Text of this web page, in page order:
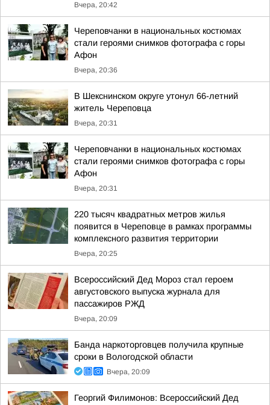
Вчера, 20:42
Череповчанки в национальных костюмах
стали героями снимков фотографа с горы
Афон
Вчера, 20:36
В Шекснинском округе утонул 66-летний
житель Череповца
Вчера, 20:31
Череповчанки в национальных костюмах
стали героями снимков фотографа с горы
Афон
Вчера, 20:31
220 тысяч квадратных метров жилья
появится в Череповце в рамках программы
комплексного развития территории
Вчера, 20:25
Всероссийский Дед Мороз стал героем
августовского выпуска журнала для
пассажиров РЖД
Вчера, 20:09
Банда наркоторговцев получила крупные
сроки в Вологодской области
Вчера, 20:09
Георгий Филимонов: Всероссийский Дед